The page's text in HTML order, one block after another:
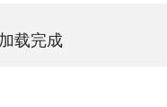
载完成